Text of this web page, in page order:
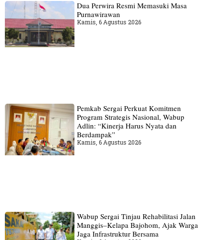
Dua Perwira Resmi Memasuki Masa
Purnawirawan
Kamis, 6 Agustus 2026
Pemkab Sergai Perkuat Komitmen
Program Strategis Nasional, Wabup
Adlin: “Kinerja Harus Nyata dan
Berdampak”
Kamis, 6 Agustus 2026
Wabup Sergai Tinjau Rehabilitasi Jalan
Manggis–Kelapa Bajohom, Ajak Warga
Jaga Infrastruktur Bersama